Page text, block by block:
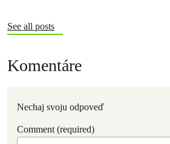
See all posts
Komentáre
Nechaj svoju odpoveď
Comment (required)